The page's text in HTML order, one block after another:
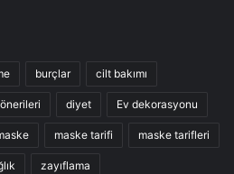
burçlar cilt bakımı
diyet Ev dekorasyonu
maske tarifi maske tarifleri
zayıflama